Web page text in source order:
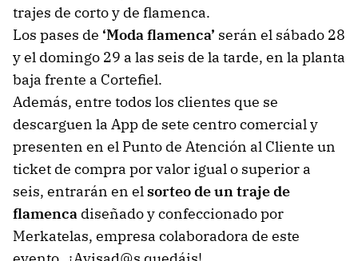
trajes de corto y de flamenca.
Los pases de ‘Moda flamenca’ serán el sábado 28
y el domingo 29 a las seis de la tarde, en la planta
baja frente a Cortefiel.
Además, entre todos los clientes que se
descarguen la App de sete centro comercial y
presenten en el Punto de Atención al Cliente un
ticket de compra por valor igual o superior a
seis, entrarán en elsorteo de un traje de
flamenca diseñado y confeccionado por
Merkatelas, empresa colaboradora de este